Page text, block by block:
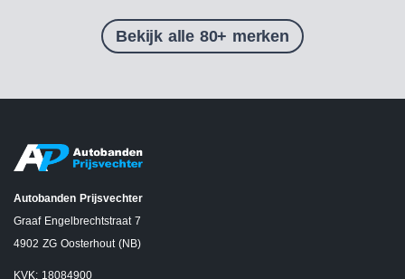
Bekijk alle 80+ merken
Autobanden Prijsvechter
Graaf Engelbrechtstraat 7
4902 ZG Oosterhout (NB)
KVK: 18084900